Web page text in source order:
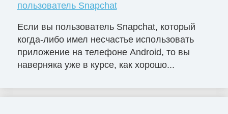
пользователь Snapchat
Если вы пользователь Snapchat, который
когда-либо имел несчастье использовать
приложение на телефоне Android, то вы
наверняка уже в курсе, как хорошо...